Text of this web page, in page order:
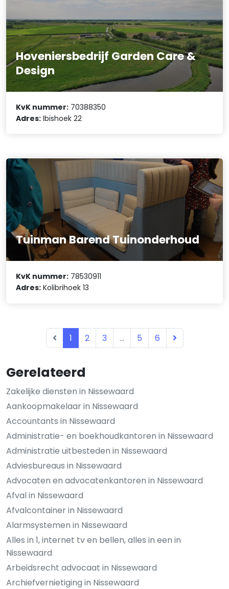
Gerelateerd
Zakelijke diensten in Nissewaard
Aankoopmakelaar in Nissewaard
Accountants in Nissewaard
Administratie- en boekhoudkantoren in Nissewaard
Administratie uitbesteden in Nissewaard
Adviesbureaus in Nissewaard
Advocaten en advocatenkantoren in Nissewaard
Afval in Nissewaard
Afvalcontainer in Nissewaard
Alarmsystemen in Nissewaard
Alles in 1, internet tv en bellen, alles in een in
Nissewaard
Arbeidsrecht advocaat in Nissewaard
Archiefvernietiging in Nissewaard
Hoveniersbedrijf Garden Care &
Design
KvK nummer: 70388350
Adres: Ibishoek 22
Tuinman Barend Tuinonderhoud
KvK nummer: 78530911
Adres: Kolibrihoek 13
1 2 3 ... 5 6